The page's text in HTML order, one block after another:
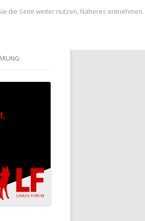
die Seite weiter nutzen. Näheres entnehmen